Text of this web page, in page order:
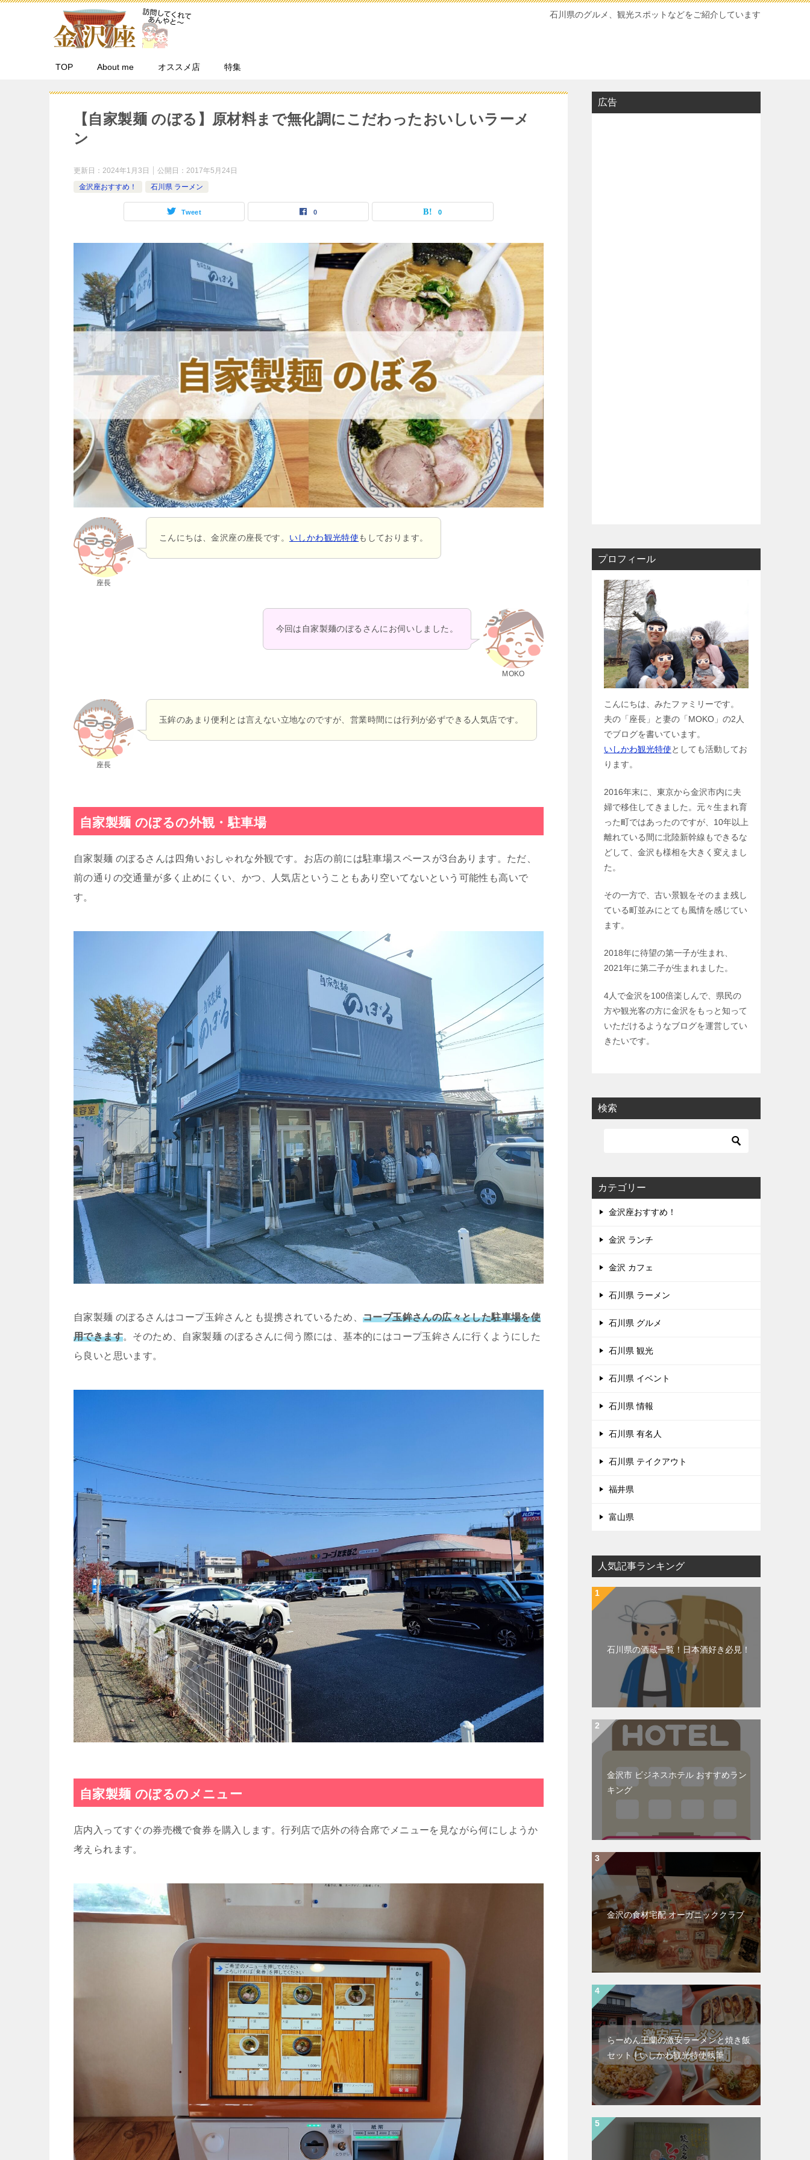
石川県のグルメ、観光スポットなどをご紹介しています
TOP About me オススメ店 特集
【自家製麺 のぼる】原材料まで無化調にこだわったおいしいラーメ
ン
更新日： 2024年1月3日 公開日： 2017年5月24日
金沢座おすすめ！
石川県 ラーメン
Tweet 0 0
座長
こんにちは、金沢座の座長です。 いしかわ観光特使もしております。
MOKO
今回は自家製麺のぼるさんにお伺いしました。
座長
玉鉾のあまり便利とは言えない立地なのですが、営業時間には行列が必ずできる人気店です。
自家製麺 のぼるの外観・駐車場
自家製麺 のぼるさんは四角いおしゃれな外観です。お店の前には駐車場スペースが3台あります。ただ、
前の通りの交通量が多く止めにくい、かつ、人気店ということもあり空いてないという可能性も高いで
す。
自家製麺 のぼるさんはコープ玉鉾さんとも提携されているため、 コープ玉鉾さんの広々とした駐車場を使
用できます。そのため、自家製麺 のぼるさんに伺う際には、基本的にはコープ玉鉾さんに行くようにした
ら良いと思います。
自家製麺 のぼるのメニュー
店内入ってすぐの券売機で食券を購入します。行列店で店外の待合席でメニューを見ながら何にしようか
考えられます。
広告
プロフィール
こんにちは、みたファミリーです。
夫の「座長」と妻の「MOKO」の2人
でブログを書いています。
いしかわ観光特使としても活動してお
ります。
2016年末に、東京から金沢市内に夫
婦で移住してきました。元々生まれ育
った町ではあったのですが、10年以上
離れている間に北陸新幹線もできるな
どして、金沢も様相を大きく変えまし
た。
その一方で、古い景観をそのまま残し
ている町並みにとても風情を感じてい
ます。
2018年に待望の第一子が生まれ、
2021年に第二子が生まれました。
4人で金沢を100倍楽しんで、県民の
方や観光客の方に金沢をもっと知って
いただけるようなブログを運営してい
きたいです。
検索
カテゴリー
金沢座おすすめ！
金沢 ランチ
金沢 カフェ
石川県 ラーメン
石川県 グルメ
石川県 観光
石川県 イベント
石川県 情報
石川県 有名人
石川県 テイクアウト
福井県
富山県
人気記事ランキング
石川県の酒蔵一覧！日本酒好き必見！
金沢市 ビジネスホテル おすすめラン
キング
金沢の食材宅配 オーガニッククラブ
らーめん王蘭の激安ラーメンと焼き飯
セット | いしかわ観光特使執筆